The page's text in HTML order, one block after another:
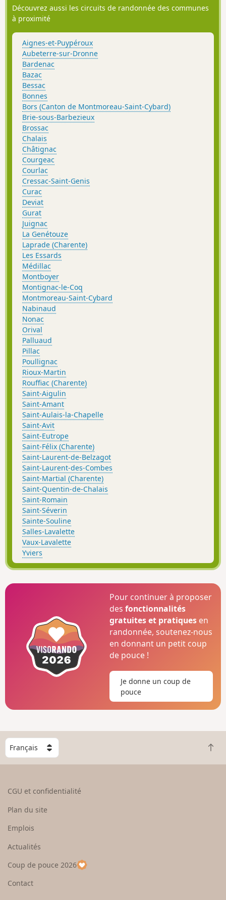
Découvrez aussi les circuits de randonnée des communes
à proximité
Aignes-et-Puypéroux
Aubeterre-sur-Dronne
Bardenac
Bazac
Bessac
Bonnes
Bors (Canton de Montmoreau-Saint-Cybard)
Brie-sous-Barbezieux
Brossac
Chalais
Châtignac
Courgeac
Courlac
Cressac-Saint-Genis
Curac
Deviat
Gurat
Juignac
La Genétouze
Laprade (Charente)
Les Essards
Médillac
Montboyer
Montignac-le-Coq
Montmoreau-Saint-Cybard
Nabinaud
Nonac
Orival
Palluaud
Pillac
Poullignac
Rioux-Martin
Rouffiac (Charente)
Saint-Aigulin
Saint-Amant
Saint-Aulais-la-Chapelle
Saint-Avit
Saint-Eutrope
Saint-Félix (Charente)
Saint-Laurent-de-Belzagot
Saint-Laurent-des-Combes
Saint-Martial (Charente)
Saint-Quentin-de-Chalais
Saint-Romain
Saint-Séverin
Sainte-Souline
Salles-Lavalette
Vaux-Lavalette
Yviers
Pour continuer à proposer
desfonctionnalités
gratuites et pratiques en
randonnée, soutenez-nous
en donnant un petit coup
de pouce !
Je donne un coup de
pouce
C
h
o
e
u
p
a
R
e
CGU et confidentialité
Plan du site
Emplois
Actualités
Coup de pouce 2026
Contact